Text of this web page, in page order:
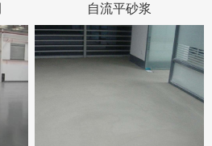
自流平砂浆